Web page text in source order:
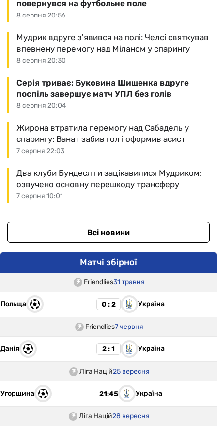
8 серпня 20:56
повернувся на футбольне поле
8 серпня 20:30
Мудрик вдруге з'явився на полі: Челсі святкував
впевнену перемогу над Міланом у спарингу
8 серпня 20:04
Серія триває: Буковина Шищенка вдруге
поспіль завершує матч УПЛ без голів
7 серпня 22:03
Жирона втратила перемогу над Сабадель у
спарингу: Ванат забив гол і оформив асист
7 серпня 10:01
Два клуби Бундесліги зацікавилися Мудриком:
озвучено основну перешкоду трансферу
Всі новини
Матчі збірної
Friendlies31 травня
Польща 0 : 2 Україна
Friendlies7 червня
Данія 2 : 1 Україна
Ліга Націй25 вересня
Угорщина 21:45 Україна
Ліга Націй28 вересня